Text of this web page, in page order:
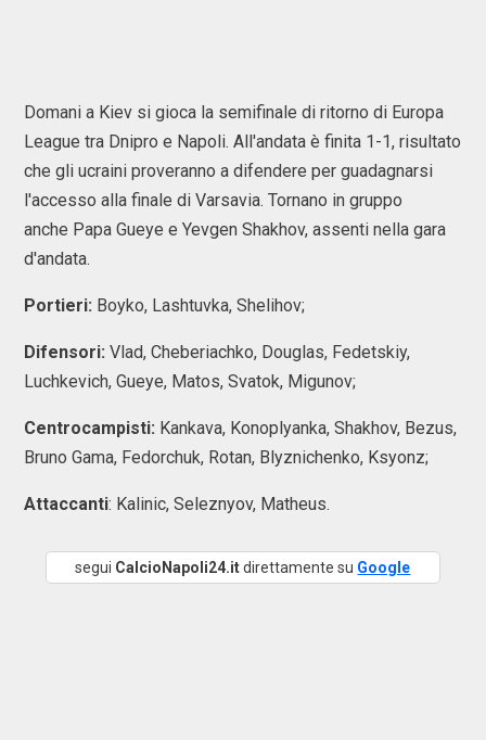
Domani a Kiev si gioca la semifinale di ritorno di Europa
League tra Dnipro e Napoli. All'andata è finita 1-1, risultato
che gli ucraini proveranno a difendere per guadagnarsi
l'accesso alla finale di Varsavia. Tornano in gruppo
anche Papa Gueye e Yevgen Shakhov, assenti nella gara
d'andata.
Portieri: Boyko, Lashtuvka, Shelihov;
Difensori: Vlad, Cheberiachko, Douglas, Fedetskiy,
Luchkevich, Gueye, Matos, Svatok, Migunov;
Centrocampisti: Kankava, Konoplyanka, Shakhov, Bezus,
Bruno Gama, Fedorchuk, Rotan, Blyznichenko, Ksyonz;
Attaccanti: Kalinic, Seleznyov, Matheus.
segui CalcioNapoli24.itdirettamente su Google